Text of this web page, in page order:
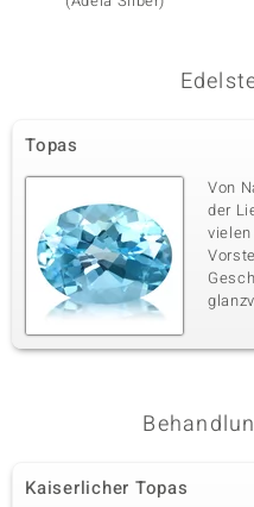
Topas
Von
der
Kaiserlicher Topas